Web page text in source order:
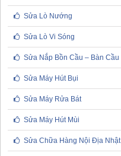
Sửa Lò Nướng
Sửa Lò Vi Sóng
Sửa Nắp Bồn Cầu – Bàn Cầu
Sửa Máy Hút Bụi
Sửa Máy Rửa Bát
Sửa Máy Hút Mùi
Sửa Chữa Hàng Nội Địa Nhật